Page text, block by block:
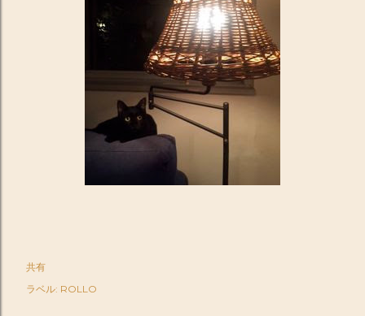
共有
ラベル: ROLLO